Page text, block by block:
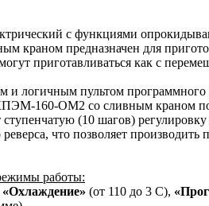
с функциями
предназначен для
приготавливаться как с
и логичным пультом программного
160-ОМ2 со сливным краном
(10 шагов)
что позволяет
работы:
«Охлаждение» (от 110 до 3 С),